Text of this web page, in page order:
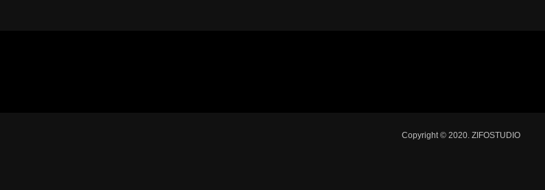
Copyright © 2020. ZIFOSTUDIO